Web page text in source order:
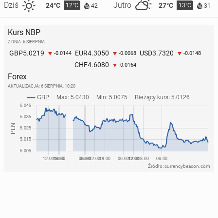
Dziś 24°C 12°C 42 Jutro 27°C 13°C 31
Kurs NBP
Z DNIA: 6 SIERPNIA
GBP5.0219 -0.0144 EUR4.3050 -0.0068 USD3.7320 -0.0148
CHF4.6080 -0.0164
Forex
AKTUALIZACJA: 6 SIERPNIA, 10:20
Źródło: currencybeacon.com